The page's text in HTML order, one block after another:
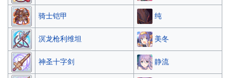
骑士铠甲 纯
溟龙枪利维坦 美冬
神圣十字剑 静流